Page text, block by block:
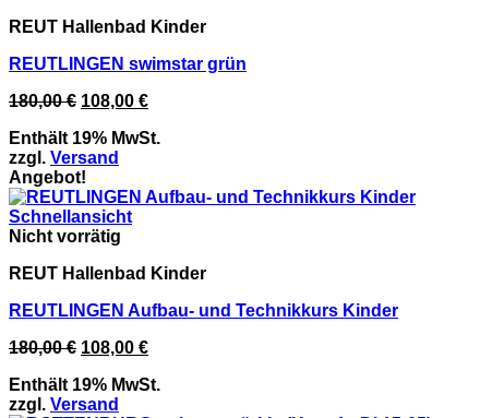
REUT Hallenbad Kinder
REUTLINGEN swimstar grün
180,00€ Ursprünglicher
war:
180,00 €
108,00 €Aktueller
ist:
Enthält 19% MwSt.
zzgl. Versand
Angebot!
Schnellansicht
Nicht vorrätig
REUT Hallenbad Kinder
REUTLINGEN Aufbau- und Technikkurs Kinder
180,00€ Ursprünglicher
war:
180,00 €
108,00 €Aktueller
ist:
Enthält 19% MwSt.
zzgl. Versand